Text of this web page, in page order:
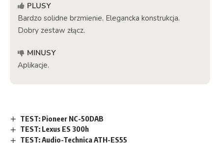
PLUSY
Bardzo solidne brzmienie. Elegancka konstrukcja.
Dobry zestaw złącz.
MINUSY
Aplikacje.
TEST: Pioneer NC-50DAB
TEST: Lexus ES 300h
TEST: Audio-Technica ATH-ES55